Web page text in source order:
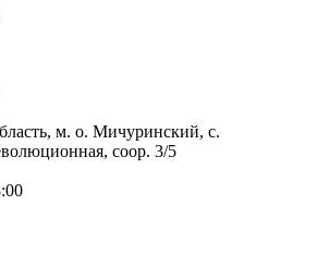
м. о. Мичуринский, с.
соор. 3/5